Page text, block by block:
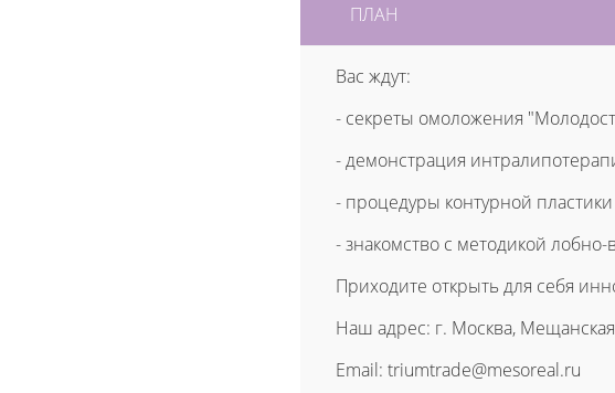
ПЛАН
Вас ждут:
- секреты омоложения
- демонстрация
- процедуры контурной
- знакомство с методикой
Приходите открыть для себя
Наш адрес: г. Москва, Мещанская
Email: triumtrade@mesoreal.ru